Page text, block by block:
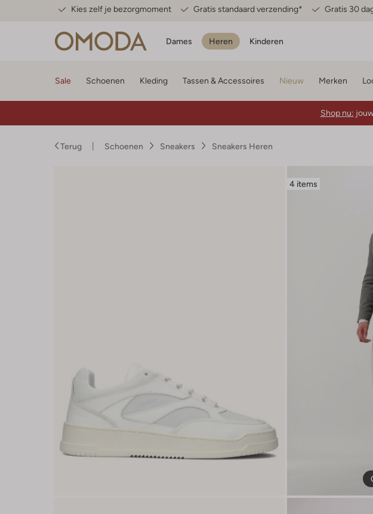
Kies zelf je bezorgmoment Gratis standaard verzending* Gratis 30
Dames Heren Kinderen
Sale Schoenen Kleding Tassen & Accessoires Nieuw Merken
Shop nu:
Terug Schoenen Sneakers Sneakers Heren
4 items